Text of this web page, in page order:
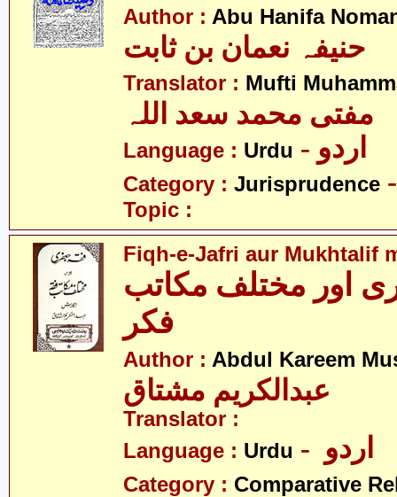
Author : Abu Hanifa
حنیفہ نعمان بن ثابت
Translator : Mufti
مفتی محمد سعد اللہ
Language : Urdu - اردو
Category : Jurisprudence
Topic :
Fiqh-e-Jafri aur Mukhtalif
اور مختلف مکاتب
Author : Abdul Kareem
عبدالکریم مشتاق
Translator :
Language : Urdu
Category : Comparative